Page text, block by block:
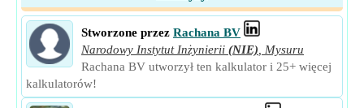
Stworzone przez Rachana BV
Narodowy Instytut Inżynierii (NIE)
Mysuru
Rachana BV utworzył ten kalkulator i 25+ więcej
kalkulatorów!